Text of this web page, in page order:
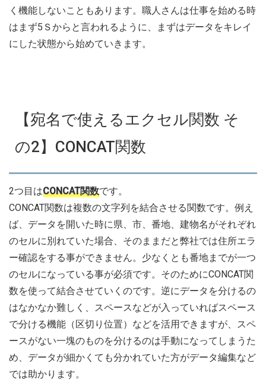
く機能しないこともあります。職人さんは仕事を始める時
はまず5Ｓからと言われるように、まずはデータをキレイ
にした状態から始めていきます。
【宛名で使えるエクセル関数 そ
の2】CONCAT関数
2つ目はCONCAT関数です。
CONCAT関数は複数の文字列を結合させる関数です。例え
ば、データを開いた時に県、市、番地、建物名がそれぞれ
のセルに別れていた場合、そのままだと弊社では住所エラ
ー確認をする事ができません。少なくとも番地までが一つ
のセルになっている事が必須です。そのためにCONCAT関
数を使って結合させていくのです。逆にデータを分けるの
はなかなか難しく、スペースなどが入っていればスペース
で分ける機能（区切り位置）などを活用できますが、スペ
ースがない一塊のものを分けるのは手動になってしまうた
め、データが細かくても分かれていた方がデータ編集など
では助かります。